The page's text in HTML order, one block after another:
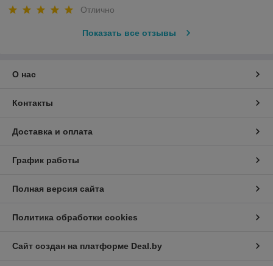
Отлично
Показать все отзывы
О нас
Контакты
Доставка и оплата
График работы
Полная версия сайта
Политика обработки cookies
Сайт создан на платформе Deal.by